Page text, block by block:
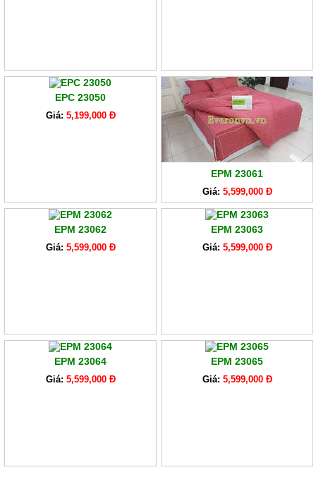
EPC 23050
Giá: 5,199,000 Đ
EPM 23061
Giá: 5,599,000 Đ
EPM 23062
Giá: 5,599,000 Đ
EPM 23063
Giá: 5,599,000 Đ
EPM 23064
Giá: 5,599,000 Đ
EPM 23065
Giá: 5,599,000 Đ